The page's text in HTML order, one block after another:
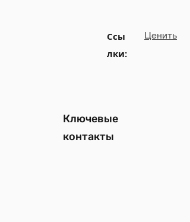
Ссы
лки:
Ценить
Ключевые
контакты